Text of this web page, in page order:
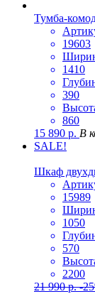
Тумба-
19603
1410
390
860
15 890 р. В
SALE!
Шкаф
15989
1050
570
2200
21 990р. -